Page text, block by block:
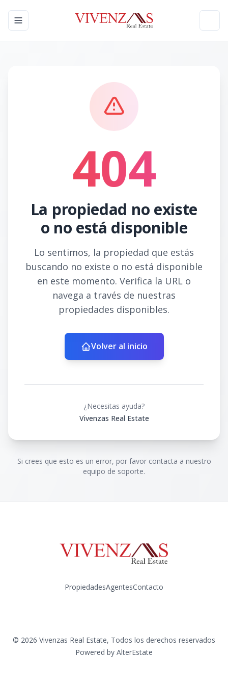
Toggle navigation menu
404
La propiedad no existe
o no está disponible
Lo sentimos, la propiedad que estás
buscando no existe o no está disponible
en este momento. Verifica la URL o
navega a través de nuestras
propiedades disponibles.
Volver al inicio
¿Necesitas ayuda?
Vivenzas Real Estate
Si crees que esto es un error, por favor contacta a nuestro
equipo de soporte.
PropiedadesAgentesContacto
© 2026 Vivenzas Real Estate, Todos los derechos reservados
Powered by AlterEstate